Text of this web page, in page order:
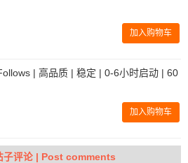
加入购物车
| 高品质 | 稳定 | 0-6小时启动 | 60
加入购物车
子评论 | Post comments